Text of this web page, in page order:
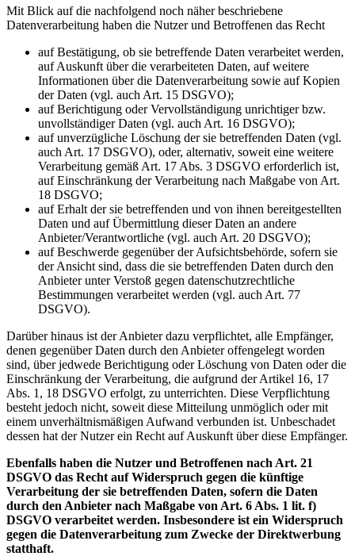
Mit Blick auf die nachfolgend noch näher beschriebene
Datenverarbeitung haben die Nutzer und Betroffenen das Recht
auf Bestätigung, ob sie betreffende Daten verarbeitet werden,
auf Auskunft über die verarbeiteten Daten, auf weitere
Informationen über die Datenverarbeitung sowie auf Kopien
der Daten (vgl. auch Art. 15 DSGVO);
auf Berichtigung oder Vervollständigung unrichtiger bzw.
unvollständiger Daten (vgl. auch Art. 16 DSGVO);
auf unverzügliche Löschung der sie betreffenden Daten (vgl.
auch Art. 17 DSGVO), oder, alternativ, soweit eine weitere
Verarbeitung gemäß Art. 17 Abs. 3 DSGVO erforderlich ist,
auf Einschränkung der Verarbeitung nach Maßgabe von Art.
18 DSGVO;
auf Erhalt der sie betreffenden und von ihnen bereitgestellten
Daten und auf Übermittlung dieser Daten an andere
Anbieter/Verantwortliche (vgl. auch Art. 20 DSGVO);
auf Beschwerde gegenüber der Aufsichtsbehörde, sofern sie
der Ansicht sind, dass die sie betreffenden Daten durch den
Anbieter unter Verstoß gegen datenschutzrechtliche
Bestimmungen verarbeitet werden (vgl. auch Art. 77
DSGVO).
Darüber hinaus ist der Anbieter dazu verpflichtet, alle Empfänger,
denen gegenüber Daten durch den Anbieter offengelegt worden
sind, über jedwede Berichtigung oder Löschung von Daten oder die
Einschränkung der Verarbeitung, die aufgrund der Artikel 16, 17
Abs. 1, 18 DSGVO erfolgt, zu unterrichten. Diese Verpflichtung
besteht jedoch nicht, soweit diese Mitteilung unmöglich oder mit
einem unverhältnismäßigen Aufwand verbunden ist. Unbeschadet
dessen hat der Nutzer ein Recht auf Auskunft über diese Empfänger.
Ebenfalls haben die Nutzer und Betroffenen nach Art. 21
DSGVO das Recht auf Widerspruch gegen die künftige
Verarbeitung der sie betreffenden Daten, sofern die Daten
durch den Anbieter nach Maßgabe von Art. 6 Abs. 1 lit. f)
DSGVO verarbeitet werden. Insbesondere ist ein Widerspruch
gegen die Datenverarbeitung zum Zwecke der Direktwerbung
statthaft.